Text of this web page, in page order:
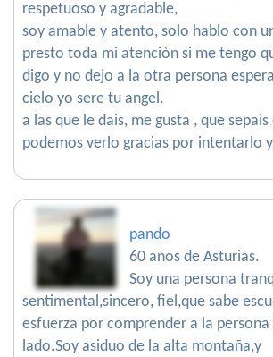
respetuoso y agradable,
soy amable y atento, solo hablo con
presto toda mi atenciòn si me tengo
digo y no dejo a la otra persona
cielo yo sere tu angel.
a las que le dais, me gusta , que sepais
podemos verlo gracias por intentarlo
pando
60 años de Asturias.
Soy una persona
sentimental,sincero, fiel,que sabe
esfuerza por comprender a la persona
lado.Soy asiduo de la alta montaña,y